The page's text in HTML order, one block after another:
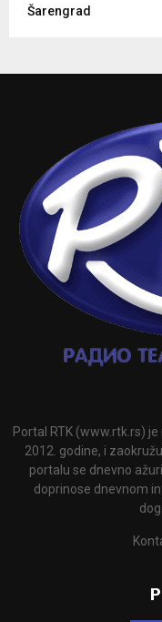
Šarengrad
Portal RTK (www.rtk.rs)
2012. godine, i
portalu se dnevno
doprinose dnevnom